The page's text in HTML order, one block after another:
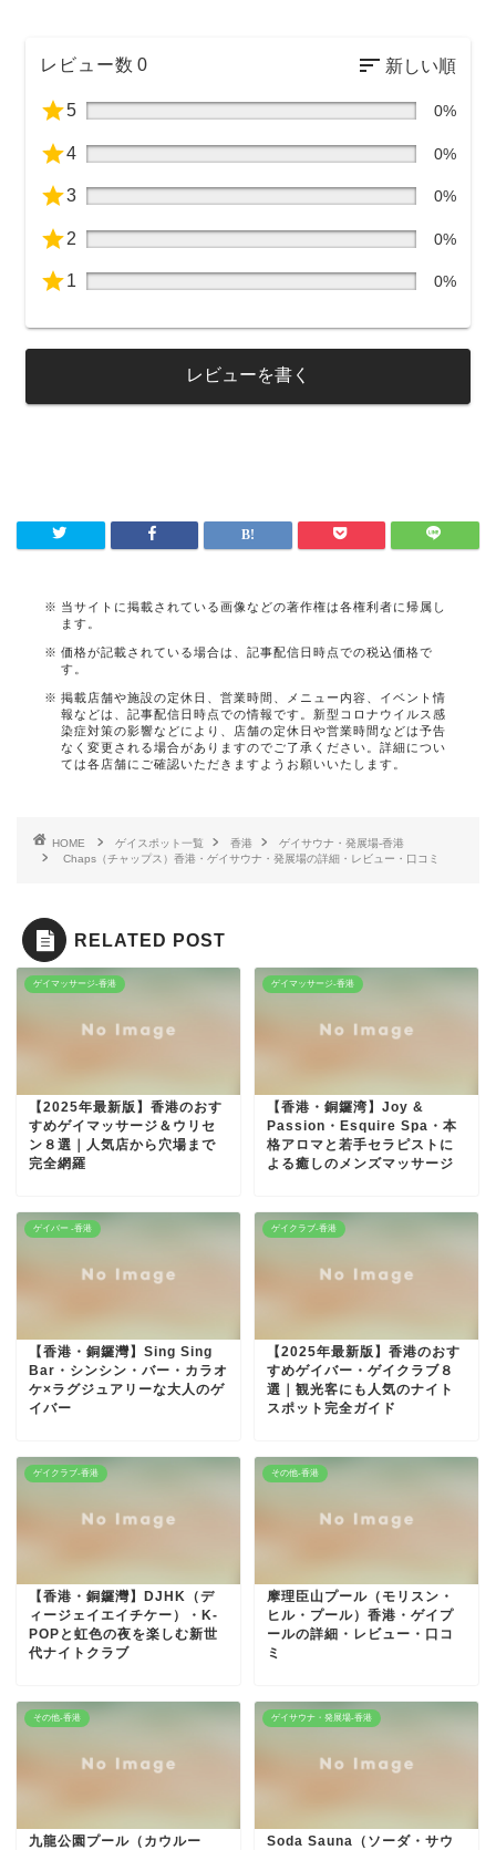
レビュー数 0
5 0%
4 0%
3 0%
2 0%
1 0%
レビューを書く
当サイトに掲載されている画像などの著作権は各権利者に帰属し
ます。
価格が記載されている場合は、記事配信日時点での税込価格で
す。
掲載店舗や施設の定休日、営業時間、メニュー内容、イベント情
報などは、記事配信日時点での情報です。新型コロナウイルス感
染症対策の影響などにより、店舗の定休日や営業時間などは予告
なく変更される場合がありますのでご了承ください。詳細につい
ては各店舗にご確認いただきますようお願いいたします。
HOME ゲイスポット一覧 香港
ゲイサウナ・発展場-香港
Chaps（チャップス）香港・ゲイサウナ・発展場の詳細・レビュー・口コミ
RELATED POST
ゲイマッサージ-香港
【2025年最新版】香港のおす
すめゲイマッサージ＆ウリセ
ン８選｜人気店から穴場まで
完全網羅
ゲイマッサージ-香港
【香港・銅鑼湾】Joy &
Passion・Esquire Spa・本
格アロマと若手セラピストに
よる癒しのメンズマッサージ
ゲイバー -香港
【香港・銅鑼灣】Sing Sing
Bar・シンシン・バー・カラオ
ケ×ラグジュアリーな大人のゲ
イバー
ゲイクラブ-香港
【2025年最新版】香港のおす
すめゲイバー・ゲイクラブ８
選｜観光客にも人気のナイト
スポット完全ガイド
ゲイクラブ-香港
【香港・銅鑼灣】DJHK（デ
ィージェイエイチケー）・K-
POPと虹色の夜を楽しむ新世
代ナイトクラブ
その他-香港
摩理臣山プール（モリスン・
ヒル・プール）香港・ゲイプ
ールの詳細・レビュー・口コ
ミ
その他-香港
九龍公園プール（カウルー
ゲイサウナ・発展場-香港
Soda Sauna（ソーダ・サウ